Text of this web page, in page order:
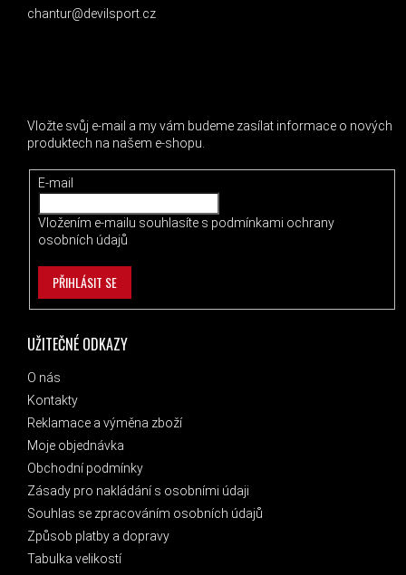
UŽITEČNÉ ODKAZY
O nás
Kontakty
Reklamace a výměna zboží
Moje objednávka
Obchodní podmínky
Zásady pro nakládání s osobními údaji
Souhlas se zpracováním osobních údajů
Způsob platby a dopravy
Tabulka velikostí
chantur@devilsport.cz
Vložte svůj e-mail a my vám budeme zasílat informace o nových
produktech na našem e-shopu.
E-mail
Vložením e-mailu souhlasíte s podmínkami ochrany
osobních údajů
PŘIHLÁSIT SE